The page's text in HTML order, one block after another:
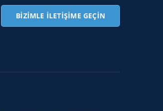
BIZIMLE İLETIŞIME GEÇIN